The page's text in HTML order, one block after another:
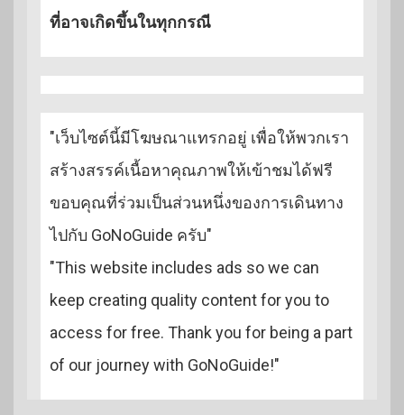
ที่อาจเกิดขึ้นในทุกกรณี
"เว็บไซต์นี้มีโฆษณาแทรกอยู่ เพื่อให้พวกเรา
สร้างสรรค์เนื้อหาคุณภาพให้เข้าชมได้ฟรี
ขอบคุณที่ร่วมเป็นส่วนหนึ่งของการเดินทาง
ไปกับ GoNoGuide ครับ"
"This website includes ads so we can
keep creating quality content for you to
access for free. Thank you for being a part
of our journey with GoNoGuide!"